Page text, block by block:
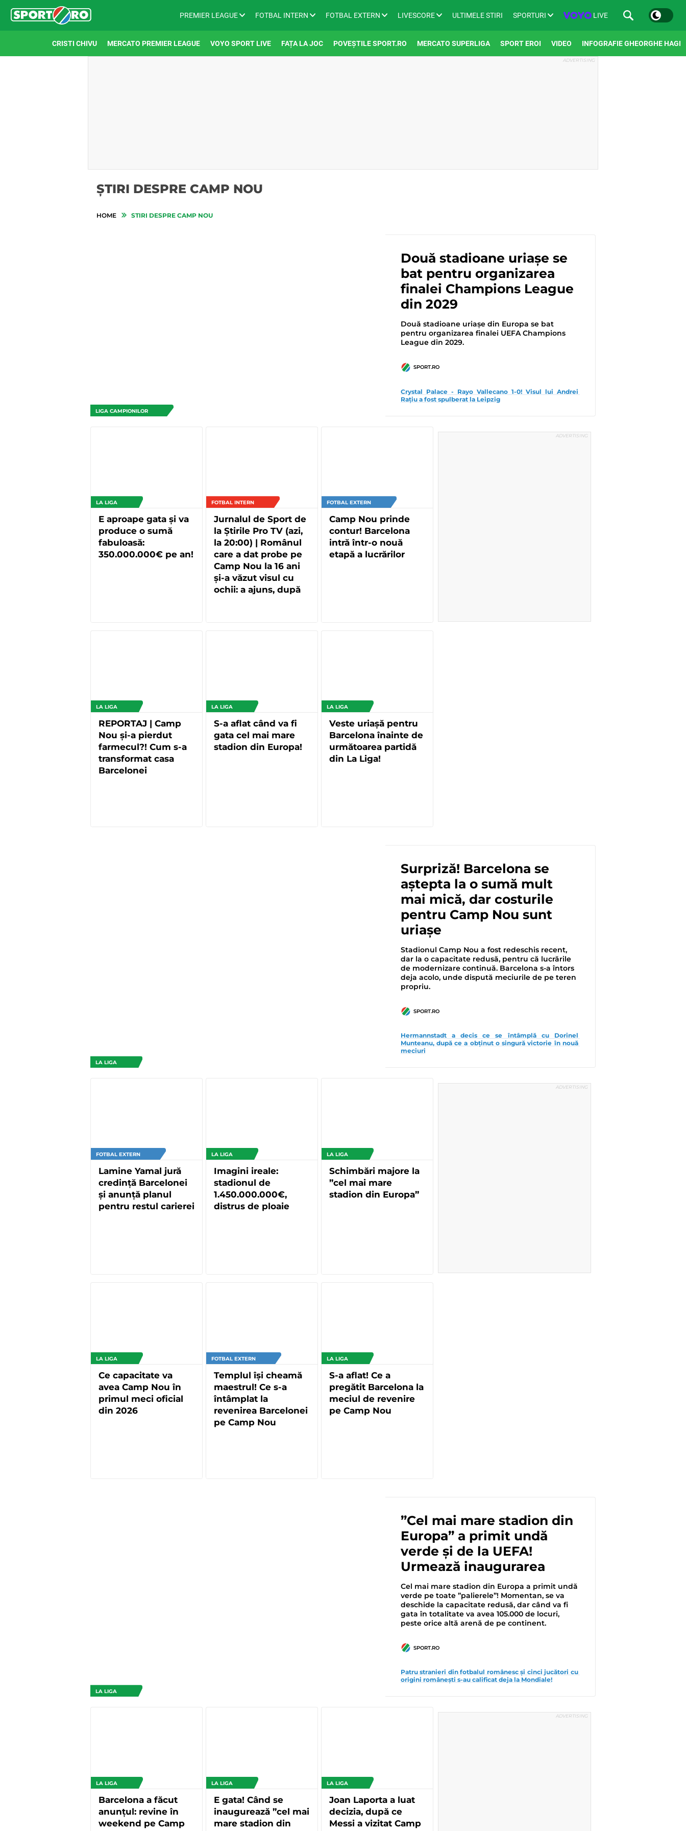
PREMIER LEAGUE FOTBAL INTERN FOTBAL EXTERN LIVESCORE ULTIMELE STIRI SPORTURI LIVE
CRISTI CHIVU MERCATO PREMIER LEAGUE VOYO SPORT LIVE FAȚA LA JOC POVEȘTILE SPORT.RO MERCATO SUPERLIGA SPORT EROI VIDEO INFOGRAFIE GHEORGHE HAGI
ȘTIRI DESPRE CAMP NOU
HOME STIRI DESPRE CAMP NOU
LIGA CAMPIONILOR
Două stadioane uriașe se
bat pentru organizarea
finalei Champions League
din 2029
Două stadioane uriașe din Europa se bat
pentru organizarea finalei UEFA Champions
League din 2029.
SPORT.RO
Crystal Palace - Rayo Vallecano 1-0! Visul lui Andrei
Rațiu a fost spulberat la Leipzig
LA LIGA
E aproape gata și va
produce o sumă
fabuloasă:
350.000.000€ pe an!
FOTBAL INTERN
Jurnalul de Sport de
la Știrile Pro TV (azi,
la 20:00) | Românul
care a dat probe pe
Camp Nou la 16 ani
și-a văzut visul cu
ochii: a ajuns, după
FOTBAL EXTERN
Camp Nou prinde
contur! Barcelona
intră într-o nouă
etapă a lucrărilor
LA LIGA
REPORTAJ | Camp
Nou și-a pierdut
farmecul?! Cum s-a
transformat casa
Barcelonei
LA LIGA
S-a aflat când va fi
gata cel mai mare
stadion din Europa!
LA LIGA
Veste uriașă pentru
Barcelona înainte de
următoarea partidă
din La Liga!
LA LIGA
Surpriză! Barcelona se
aștepta la o sumă mult
mai mică, dar costurile
pentru Camp Nou sunt
uriașe
Stadionul Camp Nou a fost redeschis recent,
dar la o capacitate redusă, pentru că lucrările
de modernizare continuă. Barcelona s-a întors
deja acolo, unde dispută meciurile de pe teren
propriu.
SPORT.RO
Hermannstadt a decis ce se întâmplă cu Dorinel
Munteanu, după ce a obținut o singură victorie în nouă
meciuri
FOTBAL EXTERN
Lamine Yamal jură
credință Barcelonei
și anunță planul
pentru restul carierei
LA LIGA
Imagini ireale:
stadionul de
1.450.000.000€,
distrus de ploaie
LA LIGA
Schimbări majore la
”cel mai mare
stadion din Europa”
LA LIGA
Ce capacitate va
avea Camp Nou în
primul meci oficial
din 2026
FOTBAL EXTERN
Templul își cheamă
maestrul! Ce s-a
întâmplat la
revenirea Barcelonei
pe Camp Nou
LA LIGA
S-a aflat! Ce a
pregătit Barcelona la
meciul de revenire
pe Camp Nou
LA LIGA
”Cel mai mare stadion din
Europa” a primit undă
verde și de la UEFA!
Urmează inaugurarea
Cel mai mare stadion din Europa a primit undă
verde pe toate ”palierele”! Momentan, se va
deschide la capacitate redusă, dar când va fi
gata în totalitate va avea 105.000 de locuri,
peste orice altă arenă de pe continent.
SPORT.RO
Patru stranieri din fotbalul românesc și cinci jucători cu
origini românești s-au calificat deja la Mondiale!
LA LIGA
Barcelona a făcut
anunțul: revine în
weekend pe Camp
LA LIGA
E gata! Când se
inaugurează ”cel mai
mare stadion din
LA LIGA
Joan Laporta a luat
decizia, după ce
Messi a vizitat Camp